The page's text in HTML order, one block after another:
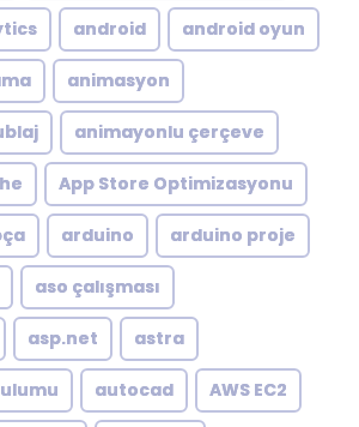
android android oyun
animasyon
animayonlu çerçeve
App Store Optimizasyonu
arduino arduino proje
aso çalışması
asp.net astra
autocad AWS EC2